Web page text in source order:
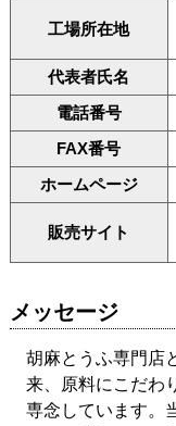
工場所在地
代表者氏名
電話番号
FAX番号
ホームページ
販売サイト
メッセージ
胡麻とうふ専門店
来、原料にこだわ
専念しています。